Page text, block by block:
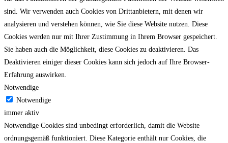
sind. Wir verwenden auch Cookies von Drittanbietern, mit denen wir
analysieren und verstehen können, wie Sie diese Website nutzen. Diese
Cookies werden nur mit Ihrer Zustimmung in Ihrem Browser gespeichert.
Sie haben auch die Möglichkeit, diese Cookies zu deaktivieren. Das
Deaktivieren einiger dieser Cookies kann sich jedoch auf Ihre Browser-
Erfahrung auswirken.
Notwendige
Notwendige
immer aktiv
Notwendige Cookies sind unbedingt erforderlich, damit die Website
ordnungsgemäß funktioniert. Diese Kategorie enthält nur Cookies, die